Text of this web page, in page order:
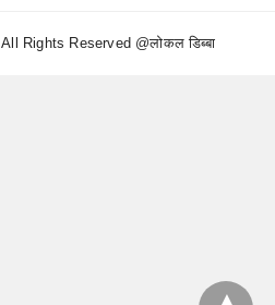
All Rights Reserved @लोकल डिब्बा